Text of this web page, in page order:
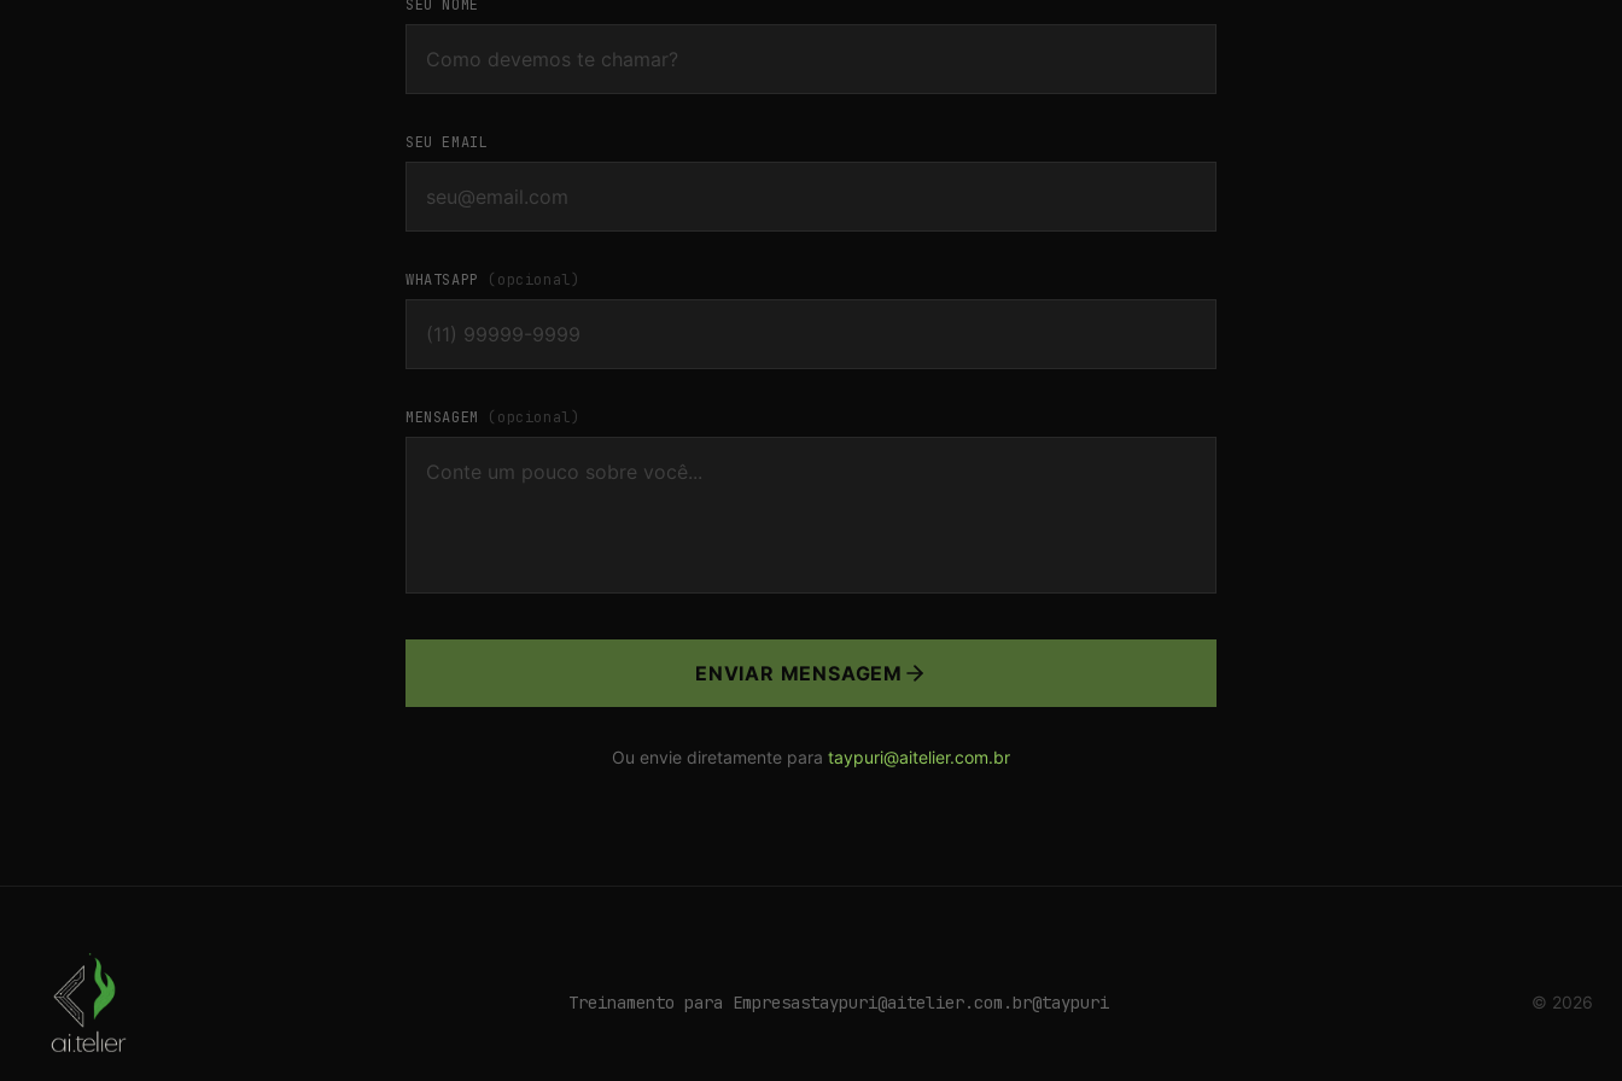
SEU NOME
SEU EMAIL
WHATSAPP (opcional)
MENSAGEM (opcional)
ENVIAR MENSAGEM
Ou envie diretamente para taypuri@aitelier.com.br
Treinamento para Empresastaypuri@aitelier.com.br@taypuri © 2026